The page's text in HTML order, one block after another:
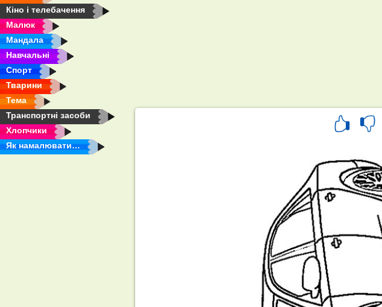
Кіно і телебачення
Малюк
Мандала
Навчальні
Спорт
Тварини
Тема
Транспортні засоби
Хлопчики
Як намалювати…